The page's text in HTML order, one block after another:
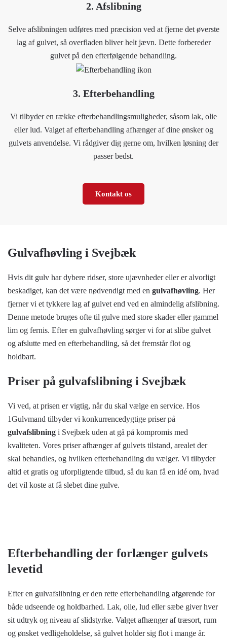
2. Afslibning
Selve afslibningen udføres med præcision ved at fjerne det øverste
lag af gulvet, så overfladen bliver helt jævn. Dette forbereder
gulvet på den efterfølgende behandling.
3. Efterbehandling
Vi tilbyder en række efterbehandlingsmuligheder, såsom lak, olie
eller lud. Valget af efterbehandling afhænger af dine ønsker og
gulvets anvendelse. Vi rådgiver dig gerne om, hvilken løsning der
passer bedst.
Kontakt os
Gulvafhøvling i Svejbæk
Hvis dit gulv har dybere ridser, store ujævnheder eller er alvorligt
beskadiget, kan det være nødvendigt med en gulvafhøvling. Her
fjerner vi et tykkere lag af gulvet end ved en almindelig afslibning.
Denne metode bruges ofte til gulve med store skader eller gammel
lim og fernis. Efter en gulvafhøvling sørger vi for at slibe gulvet
og afslutte med en efterbehandling, så det fremstår flot og
holdbart.
Priser på gulvafslibning i Svejbæk
Vi ved, at prisen er vigtig, når du skal vælge en service. Hos
1Gulvmand tilbyder vi konkurrencedygtige priser på
gulvafslibning i Svejbæk uden at gå på kompromis med
kvaliteten. Vores priser afhænger af gulvets tilstand, arealet der
skal behandles, og hvilken efterbehandling du vælger. Vi tilbyder
altid et gratis og uforpligtende tilbud, så du kan få en idé om, hvad
det vil koste at få slebet dine gulve.
Efterbehandling der forlænger gulvets
levetid
Efter en gulvafslibning er den rette efterbehandling afgørende for
både udseende og holdbarhed. Lak, olie, lud eller sæbe giver hver
sit udtryk og niveau af slidstyrke. Valget afhænger af træsort, rum
og ønsket vedligeholdelse, så gulvet holder sig flot i mange år.